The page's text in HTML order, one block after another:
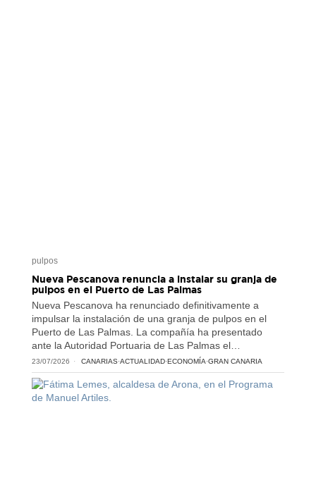
pulpos
Nueva Pescanova renuncia a instalar su granja de
pulpos en el Puerto de Las Palmas
Nueva Pescanova ha renunciado definitivamente a
impulsar la instalación de una granja de pulpos en el
Puerto de Las Palmas. La compañía ha presentado
ante la Autoridad Portuaria de Las Palmas el…
23/07/2026 CANARIAS·ACTUALIDAD·ECONOMÍA·GRAN CANARIA